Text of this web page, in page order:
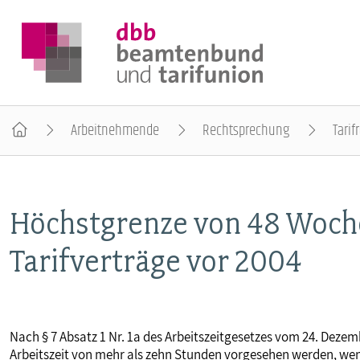
BEAMTINNEN & BEAMTE
POLITIK & POSITIONEN
Arbeitnehmende Rechtsprechung
Höchstgrenze von 48
Tarifverträge vor 2004
Nach § 7 Absatz 1 Nr. 1a des Arbeitszeitgesetzes vom 24.
Arbeitszeit von mehr als zehn Stunden vorgesehen werden,